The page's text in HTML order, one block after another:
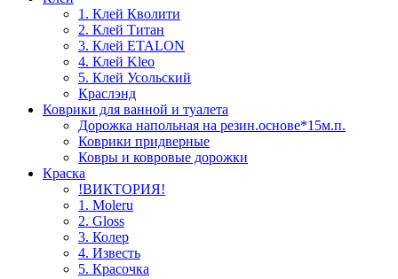
1. Клей Кволити
2. Клей Титан
3. Клей ETALON
4. Клей Kleo
5. Клей Усольский
Краслэнд
Коврики для ванной и туалета
Дорожка напольная на резин.основе*15м.п.
Коврики придверные
Ковры и ковровые дорожки
Краска
!ВИКТОРИЯ!
1. Moleru
2. Gloss
3. Колер
4. Известь
5. Красочка